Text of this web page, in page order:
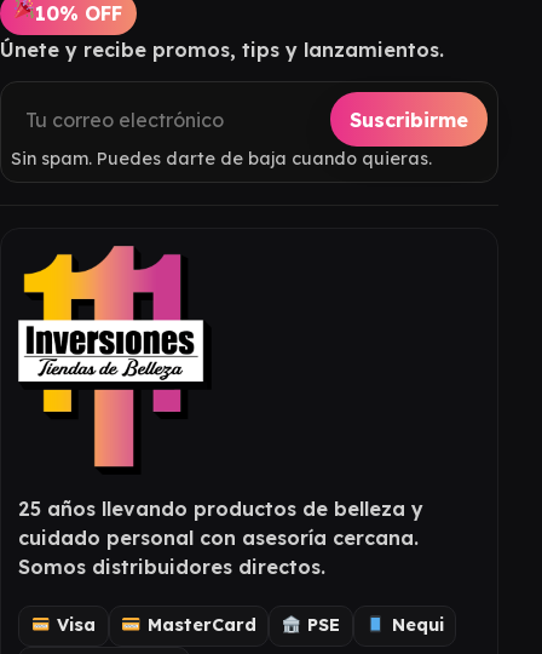
10% OFF
Únete y recibe promos, tips y lanzamientos.
Suscribirme
Sin spam. Puedes darte de baja cuando quieras.
25 años llevando productos de belleza y
cuidado personal con asesoría cercana.
Somos distribuidores directos.
Visa MasterCard PSE
Nequi